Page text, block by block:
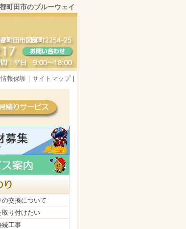
町田市のブルーウェイ
報保護 ｜ サイトマップ｜
の交換について
取り付けたい
続工事